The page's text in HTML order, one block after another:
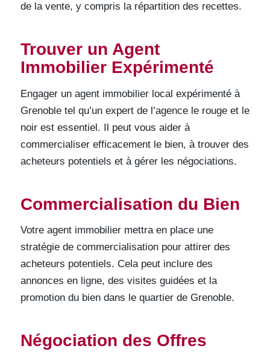
de la vente, y compris la répartition des recettes.
Trouver un Agent
Immobilier Expérimenté
Engager un agent immobilier local expérimenté à
Grenoble tel qu’un expert de l’agence le rouge et le
noir est essentiel. Il peut vous aider à
commercialiser efficacement le bien, à trouver des
acheteurs potentiels et à gérer les négociations.
Commercialisation du Bien
Votre agent immobilier mettra en place une
stratégie de commercialisation pour attirer des
acheteurs potentiels. Cela peut inclure des
annonces en ligne, des visites guidées et la
promotion du bien dans le quartier de Grenoble.
Négociation des Offres